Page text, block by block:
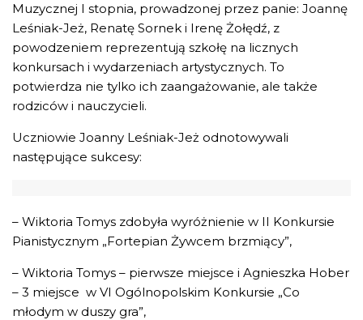
Muzycznej I stopnia, prowadzonej przez panie: Joannę
Leśniak-Jeż, Renatę Sornek i Irenę Żołędź, z
powodzeniem reprezentują szkołę na licznych
konkursach i wydarzeniach artystycznych. To
potwierdza nie tylko ich zaangażowanie, ale także
rodziców i nauczycieli.
Uczniowie Joanny Leśniak-Jeż odnotowywali
następujące sukcesy:
– Wiktoria Tomys zdobyła wyróżnienie w II Konkursie
Pianistycznym „Fortepian Żywcem brzmiący”,
– Wiktoria Tomys – pierwsze miejsce i Agnieszka Hober
– 3 miejsce w VI Ogólnopolskim Konkursie „Co
młodym w duszy gra”,